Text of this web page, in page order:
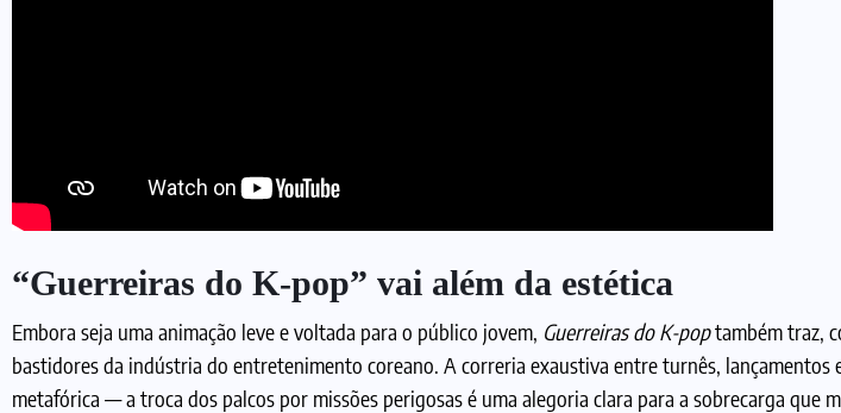
“Guerreiras do K-pop” vai além da estética
Embora seja uma animação leve e voltada para o público jovem, Guerreiras do K-poptambém traz,
bastidores da indústria do entretenimento coreano. A correria exaustiva entre turnês, lançamentos
metafórica — a troca dos palcos por missões perigosas é uma alegoria clara para a sobrecarga que